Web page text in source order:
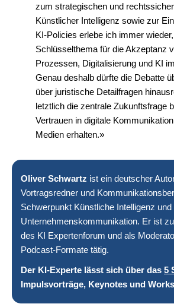
zum strategischen und
Künstlicher Intelligenz sowie zur
KI-Policies erlebe ich immer
Schlüsselthema für die Akzeptanz
Prozessen, Digitalisierung und KI
Genau deshalb dürfte die Debatte
über juristische Detailfragen
letztlich die zentrale Zukunftsfrage
Vertrauen in digitale
Medien erhalten.»
Oliver Schwartz ist ein deutscher
Vortragsredner und
Schwerpunkt Künstliche Intelligenz und
Unternehmenskommunikation. Er ist
des KI Expertenforum und als
Podcast-Formate tätig.
Der KI-Experte lässt sich über das 5
Impulsvorträge, Keynotes und